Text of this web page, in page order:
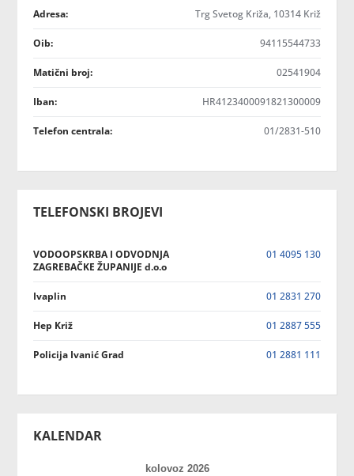
Adresa: Trg Svetog Križa, 10314 Križ
Oib: 94115544733
Matični broj: 02541904
Iban: HR4123400091821300009
Telefon centrala: 01/2831-510
TELEFONSKI BROJEVI
VODOOPSKRBA I ODVODNJA
ZAGREBAČKE ŽUPANIJE d.o.o
01 4095 130
Ivaplin 01 2831 270
Hep Križ 01 2887 555
Policija Ivanić Grad 01 2881 111
KALENDAR
kolovoz 2026